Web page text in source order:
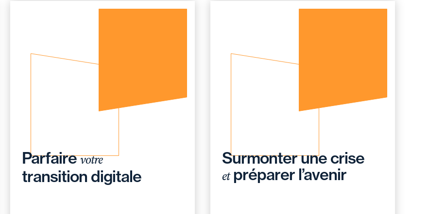
Parfairevotre
transition digitale
Surmonter une crise
etpréparer l’avenir